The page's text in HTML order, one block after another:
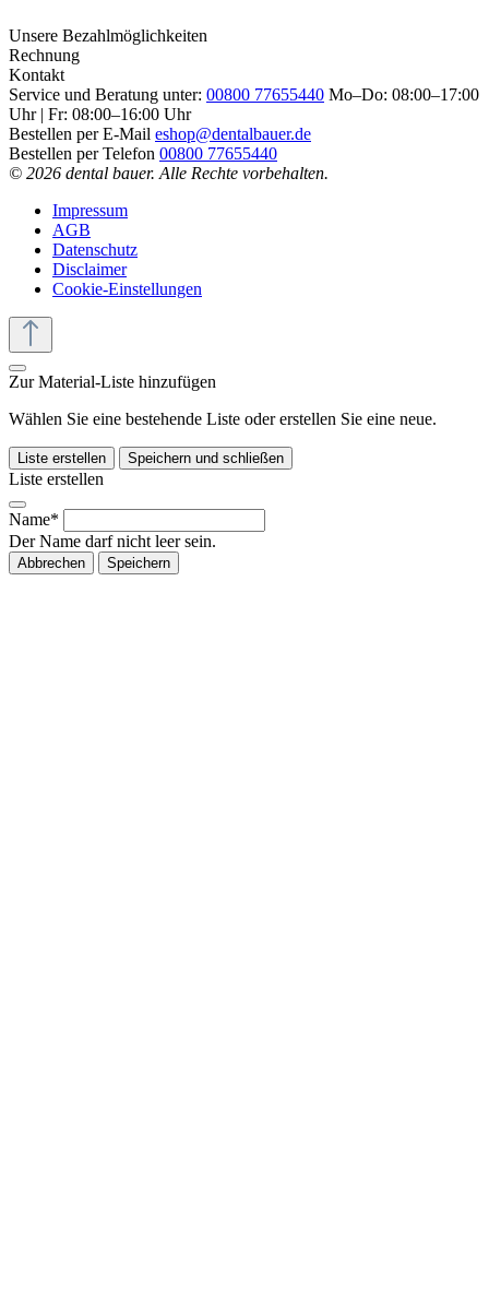
Unsere Bezahlmöglichkeiten
Rechnung
Kontakt
Service und Beratung unter: 00800 77655440 Mo–Do: 08:00–17:00
Uhr | Fr: 08:00–16:00 Uhr
Bestellen per E-Mail eshop@dentalbauer.de
Bestellen per Telefon 00800 77655440
© 2026 dental bauer. Alle Rechte vorbehalten.
Impressum
AGB
Datenschutz
Disclaimer
Cookie-Einstellungen
Zur Material-Liste hinzufügen
Wählen Sie eine bestehende Liste oder erstellen Sie eine neue.
Liste erstellen Speichern und schließen
Liste erstellen
Name*
Der Name darf nicht leer sein.
Abbrechen Speichern